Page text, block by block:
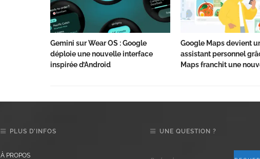
Gemini sur Wear OS : Google
déploie une nouvelle interface
inspirée d’Android
Google Maps devient
assistant personnel
Maps franchit une
PLUS D’INFOS
À PROPOS
UNE QUESTION ?